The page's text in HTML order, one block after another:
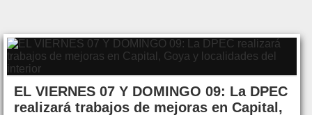
EL VIERNES 07 Y DOMINGO 09: La DPEC
realizará trabajos de mejoras en Capital,